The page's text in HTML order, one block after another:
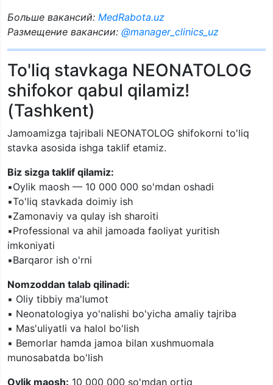
Больше вакансий: MedRabota.uz
Размещение вакансии: @manager_clinics_uz
To'liq stavkaga NEONATOLOG
shifokor qabul qilamiz!
(Tashkent)
Jamoamizga tajribali NEONATOLOG shifokorni to'liq
stavka asosida ishga taklif etamiz.
Biz sizga taklif qilamiz:
▪️Oylik maosh — 10 000 000 so'mdan oshadi
▪️To'liq stavkada doimiy ish
▪️Zamonaviy va qulay ish sharoiti
▪️Professional va ahil jamoada faoliyat yuritish
imkoniyati
▪️Barqaror ish o'rni
Nomzoddan talab qilinadi:
▪️ Oliy tibbiy ma'lumot
▪️ Neonatologiya yo'nalishi bo'yicha amaliy tajriba
▪️ Mas'uliyatli va halol bo'lish
▪️ Bemorlar hamda jamoa bilan xushmuomala
munosabatda bo'lish
Oylik maosh: 10 000 000 so'mdan ortiq